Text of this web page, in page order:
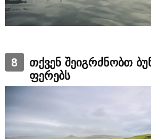
8
თქვენ შეიგრძნობთ
ფერებს